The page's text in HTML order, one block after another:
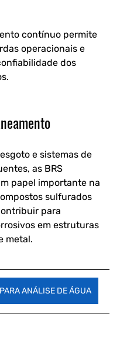
contínuo permite
operacionais e
dos
e sistemas de
as BRS
papel importante na
sulfurados
para
em estruturas
metal.
ANÁLISE DE ÁGUA